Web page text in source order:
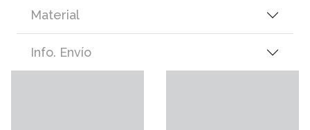
Material
Info. Envío